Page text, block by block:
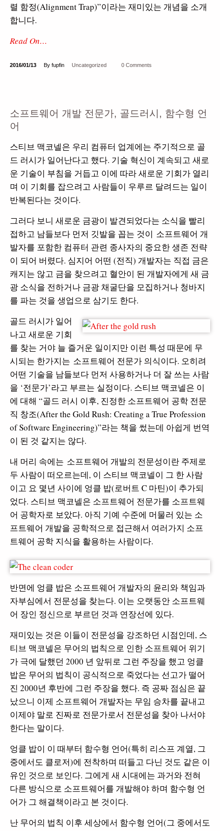
렬 함정(Alignment Trap)”이라는 재미있는 개념을 소개
합니다.
Read On…
2016/01/13 By fupfin Uncategorized 0 Comments
소프트웨어 개발 전문가, 골드러시, 함수형 언
어
스티브 맥코넬은 우리 컴퓨터 업계에는 주기적으로 골
드 러시가 일어난다고 했다. 기술 혁신이 계속되고 새로
운 기술이 부침을 거듭고 이에 따라 새로운 기회가 열리
며 이 기회를 잡으려고 사람들이 우루르 달려드는 일이
반복된다는 것이다.
그러다 보니 새로운 금광이 발견되었다는 소식을 빨리
접하고 남들보다 먼저 깃발을 꼽는 것이 소프트웨어 개
발자를 포함한 컴퓨터 관련 종사자의 중요한 생존 전략
이 되어 버렸다. 심지어 어떤 (전직) 개발자는 직접 금은
캐지는 않고 금을 찾으려고 혈안이 된 개발자에게 새 금
광 소식을 전하거나 금광 채굴단을 모집하거나 청바지
를 파는 것을 생업으로 삼기도 한다.
골드 러시가 일어
나고 새로운 기회
를 찾는 거야 늘 즐거운 일이지만 이런 특성 때문에 무
시되는 한가지는 소프트웨어 전문가 의식이다. 오히려
어떤 기술을 남들보다 먼저 사용하거나 더 잘 쓰는 사람
을 ‘전문가’라고 부르는 실정이다. 스티브 맥코넬은 이
에 대해 “골드 러시 이후, 진정한 소프트웨어 공학 전문
직 창조(After the Gold Rush: Creating a True Profession
of Software Engineering)”라는 책을 썼는데 아쉽게 번역
이 된 것 같지는 않다.
내 머리 속에는 소프트웨어 개발의 전문성이란 주제로
두 사람이 떠오르는데, 이 스티브 맥코넬이 그 한 사람
이고 요 몇년 사이에 엉클 밥(로버트 C 마틴)이 추가되
었다. 스티브 맥코넬은 소프트웨어 전문가를 소프트웨
어 공학자로 보았다. 아직 기예 수준에 머물러 있는 소
프트웨어 개발을 공학적으로 접근해서 여러가지 소프
트웨어 공학 지식을 활용하는 사람이다.
반면에 엉클 밥은 소프트웨어 개발자의 윤리와 책임과
자부심에서 전문성을 찾는다. 이는 오랫동안 소프트웨
어 장인 정신으로 부르던 것과 연장선에 있다.
재미있는 것은 이들이 전문성을 강조하던 시점인데, 스
티브 맥코넬은 무어의 법칙으로 인한 소프트웨어 위기
가 극에 달했던 2000 년 앞뒤로 그런 주장을 했고 엉클
밥은 무어의 법칙이 공식적으로 죽었다는 선고가 떨어
진 2000년 후반에 그런 주장을 했다. 즉 공짜 점심은 끝
났으니 이제 소프트웨어 개발자는 무임 승차를 끝내고
이제야 말로 진짜로 전문가로서 전문성을 찾아 나서야
한다는 말이다.
엉클 밥이 이 때부터 함수형 언어(특히 리스프 계열, 그
중에서도 클로저)에 전착하며 떠들고 다닌 것도 같은 이
유인 것으로 보인다. 그에게 새 시대에는 과거와 전혀
다른 방식으로 소프트웨어를 개발해야 하며 함수형 언
어가 그 해결책이라고 본 것이다.
난 무어의 법칙 이후 세상에서 함수형 언어(그 중에서도